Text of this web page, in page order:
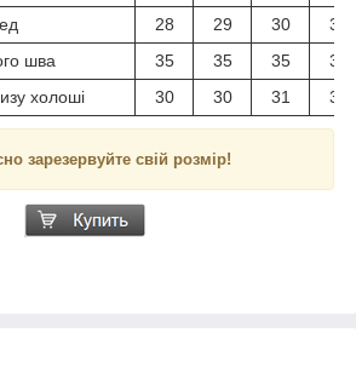
28 29 30
31
шва
35 35 35
36
холоші
30 30 31 31
зарезервуйте свій розмір!